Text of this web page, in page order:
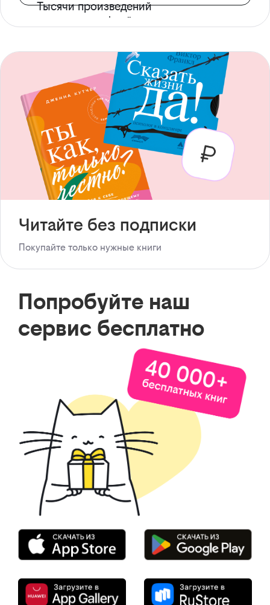
Тысячи произведений
с доступом офлайн
Читайте без подписки
Покупайте только нужные книги
Попробуйте наш
сервис бесплатно